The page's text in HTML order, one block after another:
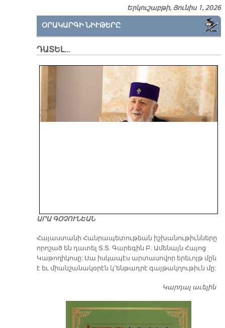
Երկուշաբթի, Յունիս 1, 2026
ՕՐԱԿԱՐԳԻ ՆԻՒԹԵՐԸ
ԴԱՏԵԼ…
ԱՐԱ ԳՕՉՈՒՆԵԱՆ
​Հայաստանի Հանրապետութեան իշխանութիւնները
որոշած են դատել Տ.Տ. Գարեգին Բ. Ամենայն Հայոց
Կաթողիկոսը: Սա իսկապէս արտասովոր երեւոյթ մըն
է եւ միանշանակօրէն կ՚ենթադրէ գայթակղութիւն մը:
Կարդալ աւելին